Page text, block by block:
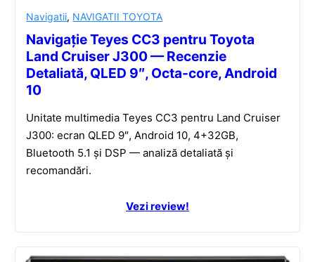
Navigatii, NAVIGATII TOYOTA
Navigație Teyes CC3 pentru Toyota
Land Cruiser J300 — Recenzie
Detaliată, QLED 9″, Octa-core, Android
10
Unitate multimedia Teyes CC3 pentru Land Cruiser
J300: ecran QLED 9″, Android 10, 4+32GB,
Bluetooth 5.1 și DSP — analiză detaliată și
recomandări.
Vezi review!